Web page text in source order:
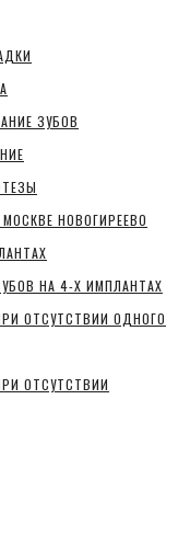
ЗУБОВ
НОВОГИРЕЕВО
НА 4-Х ИМПЛАНТАХ
ОТСУТСТВИИ ОДНОГО
ОТСУТСТВИИ